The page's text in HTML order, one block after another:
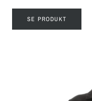
SE PRODUKT